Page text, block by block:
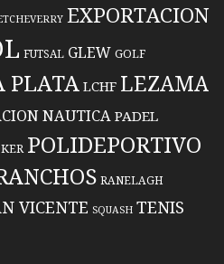
EXPORTACION
FUTSAL GLEW GOLF
PLATA LCHF LEZAMA
NAUTICA PADEL
POLIDEPORTIVO
RANELAGH
VICENTE SQUASH TENIS